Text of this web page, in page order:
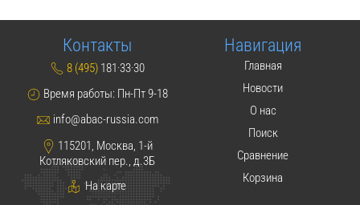
Контакты
8 (495) 181·33·30
Время работы: Пн-Пт 9-18
info@abac-russia.com
115201, Москва, 1-й
Котляковский пер., д.3Б
На карте
Навигация
Главная
Новости
О нас
Поиск
Сравнение
Корзина